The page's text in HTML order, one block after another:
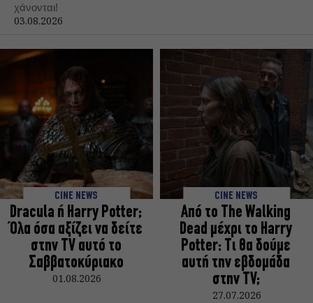
χάνονται!
03.08.2026
CINE NEWS
Dracula ή Harry Potter;
Όλα όσα αξίζει να δείτε
στην TV αυτό το
Σαββατοκύριακο
01.08.2026
CINE NEWS
Από το The Walking
Dead μέχρι το Harry
Potter: Τι θα δούμε
αυτή την εβδομάδα
στην TV;
27.07.2026